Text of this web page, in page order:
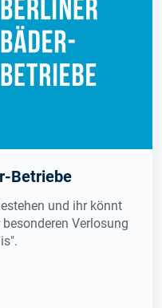
Betriebe
und ihr könnt
Verlosung